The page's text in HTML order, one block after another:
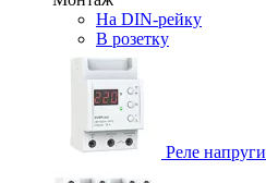
На DIN-рейку
В розетку
Реле напруги